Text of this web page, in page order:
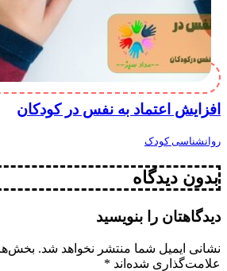
افزایش اعتماد به نفس در کودکان
روانشناسی کودک
بدون دیدگاه
دیدگاهتان را بنویسید
نشانی ایمیل شما منتشر نخواهد شد.
علامت‌گذاری شده‌اند *